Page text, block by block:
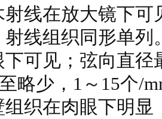
线在放大镜下可
线组织同形单
可见；弦向直径
略少，1～15个/
织在肉眼下明显